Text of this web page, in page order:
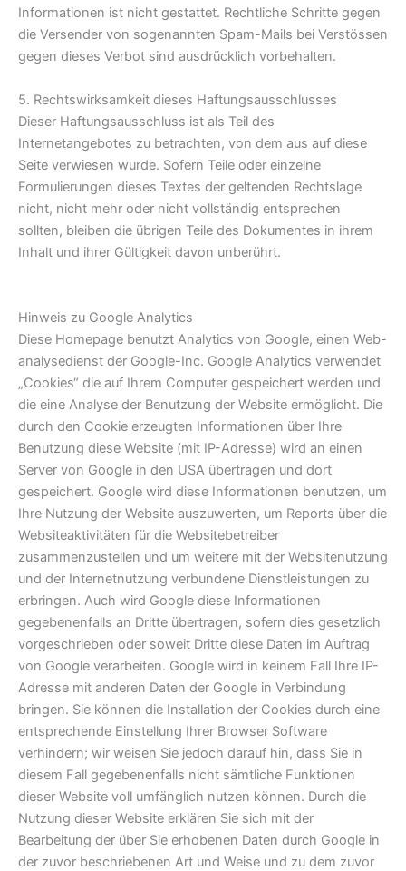
Informationen ist nicht gestattet. Rechtliche Schritte gegen
die Versender von sogenannten Spam-Mails bei Verstössen
gegen dieses Verbot sind ausdrücklich vorbehalten.
5. Rechtswirksamkeit dieses Haftungsausschlusses
Dieser Haftungsausschluss ist als Teil des
Internetangebotes zu betrachten, von dem aus auf diese
Seite verwiesen wurde. Sofern Teile oder einzelne
Formulierungen dieses Textes der geltenden Rechtslage
nicht, nicht mehr oder nicht vollständig entsprechen
sollten, bleiben die übrigen Teile des Dokumentes in ihrem
Inhalt und ihrer Gültigkeit davon unberührt.
Hinweis zu Google Analytics
Diese Homepage benutzt Analytics von Google, einen Web-
analysedienst der Google-Inc. Google Analytics verwendet
„Cookies“ die auf Ihrem Computer gespeichert werden und
die eine Analyse der Benutzung der Website ermöglicht. Die
durch den Cookie erzeugten Informationen über Ihre
Benutzung diese Website (mit IP-Adresse) wird an einen
Server von Google in den USA übertragen und dort
gespeichert. Google wird diese Informationen benutzen, um
Ihre Nutzung der Website auszuwerten, um Reports über die
Websiteaktivitäten für die Websitebetreiber
zusammenzustellen und um weitere mit der Websitenutzung
und der Internetnutzung verbundene Dienstleistungen zu
erbringen. Auch wird Google diese Informationen
gegebenenfalls an Dritte übertragen, sofern dies gesetzlich
vorgeschrieben oder soweit Dritte diese Daten im Auftrag
von Google verarbeiten. Google wird in keinem Fall Ihre IP-
Adresse mit anderen Daten der Google in Verbindung
bringen. Sie können die Installation der Cookies durch eine
entsprechende Einstellung Ihrer Browser Software
verhindern; wir weisen Sie jedoch darauf hin, dass Sie in
diesem Fall gegebenenfalls nicht sämtliche Funktionen
dieser Website voll umfänglich nutzen können. Durch die
Nutzung dieser Website erklären Sie sich mit der
Bearbeitung der über Sie erhobenen Daten durch Google in
der zuvor beschriebenen Art und Weise und zu dem zuvor